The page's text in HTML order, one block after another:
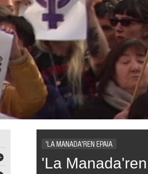
'LA MANADA'REN EPAIA
'La